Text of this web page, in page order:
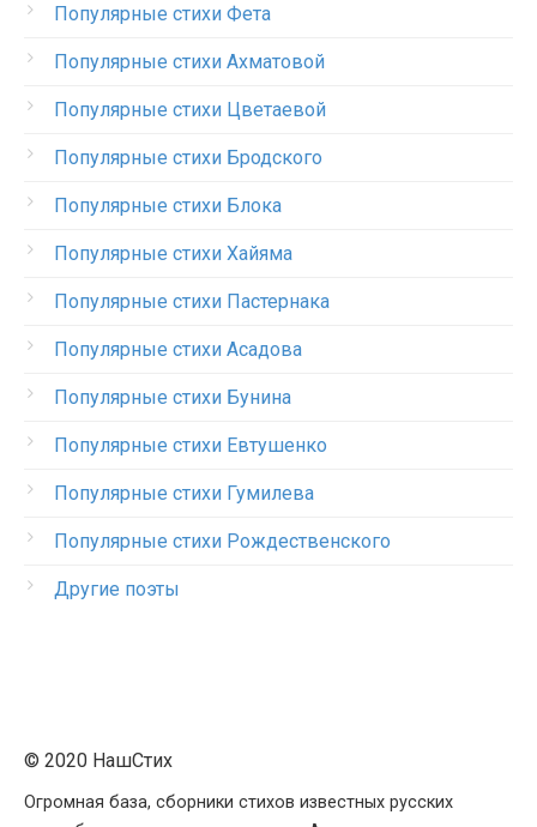
Популярные стихи Фета
Популярные стихи Ахматовой
Популярные стихи Цветаевой
Популярные стихи Бродского
Популярные стихи Блока
Популярные стихи Хайяма
Популярные стихи Пастернака
Популярные стихи Асадова
Популярные стихи Бунина
Популярные стихи Евтушенко
Популярные стихи Гумилева
Популярные стихи Рождественского
Другие поэты
© 2020 НашСтих
Огромная база, сборники стихов известных русских